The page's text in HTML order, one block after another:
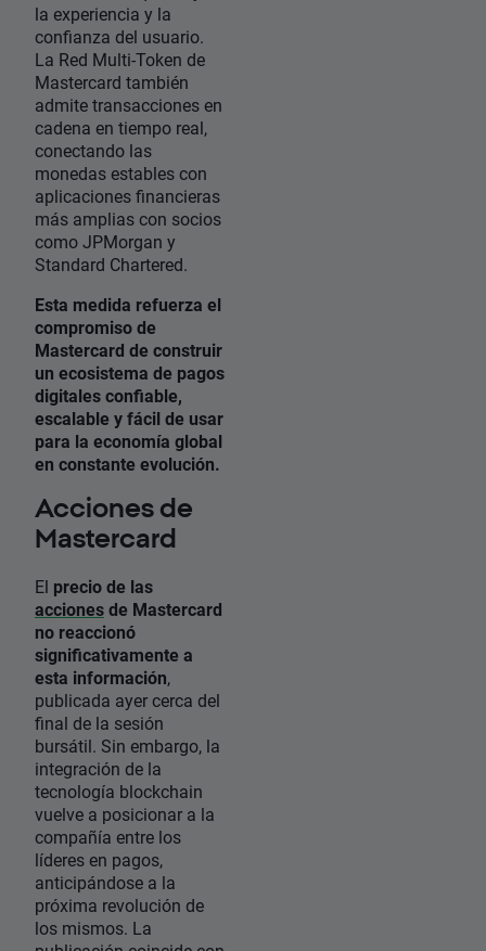
la experiencia y la
confianza del usuario.
La Red Multi-Token de
Mastercard también
admite transacciones en
cadena en tiempo real,
conectando las
monedas estables con
aplicaciones financieras
más amplias con socios
como JPMorgan y
Standard Chartered.
Esta medida refuerza el
compromiso de
Mastercard de construir
un ecosistema de pagos
digitales confiable,
escalable y fácil de usar
para la economía global
en constante evolución.
Acciones de
Mastercard
El precio de las
accionesde Mastercard
no reaccionó
significativamente a
esta información,
publicada ayer cerca del
final de la sesión
bursátil. Sin embargo, la
integración de la
tecnología blockchain
vuelve a posicionar a la
compañía entre los
líderes en pagos,
anticipándose a la
próxima revolución de
los mismos. La